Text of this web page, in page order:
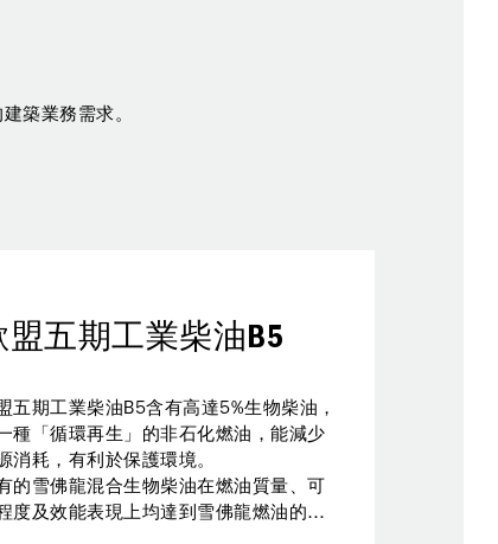
築業務需求。
盟五期工業柴油B5
五期工業柴油B5含有高達5%生物柴油，
種「循環再生」的非石化燃油，能減少
消耗，有利於保護環境。
的雪佛龍混合生物柴油在燃油質量、可
度及效能表現上均達到雪佛龍燃油的最